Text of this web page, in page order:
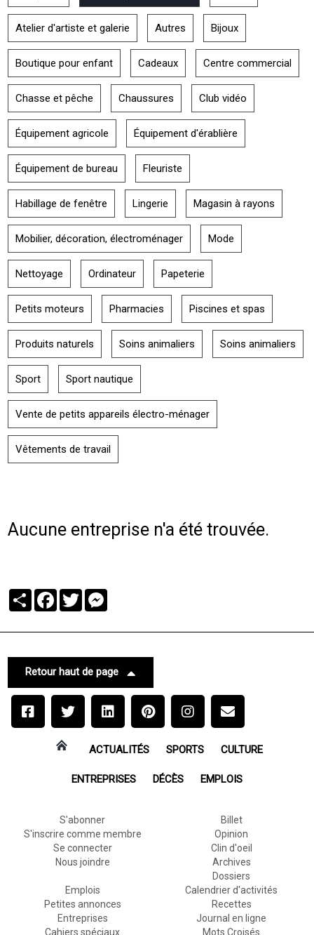
Atelier d'artiste et galerie Autres Bijoux
Boutique pour enfant Cadeaux Centre commercial
Chasse et pêche Chaussures Club vidéo
Équipement agricole Équipement d'érablière
Équipement de bureau Fleuriste
Habillage de fenêtre Lingerie Magasin à rayons
Mobilier, décoration, électroménager Mode
Nettoyage Ordinateur Papeterie
Petits moteurs Pharmacies Piscines et spas
Produits naturels Soins animaliers Soins animaliers
Sport Sport nautique
Vente de petits appareils électro-ménager
Vêtements de travail
Aucune entreprise n'a été trouvée.
PartagerFacebook
Twitter
Retour haut de page
ACTUALITÉS SPORTS CULTURE
ENTREPRISES DÉCÈS EMPLOIS
S'abonner
S'inscrire comme membre
Se connecter
Nous joindre
Billet
Opinion
Clin d'oeil
Archives
Dossiers
Emplois
Petites annonces
Entreprises
Cahiers spéciaux
Calendrier d'activités
Recettes
Journal en ligne
Mots Croisés